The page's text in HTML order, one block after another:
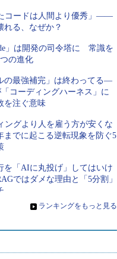
コードは人間より優秀」――
れる、なぜか？
」は開発の司令塔に 常識を
の進化
の最強補完」は終わってる―
コーディングハーネス」に
を注ぐ意味
ングより人を雇う方が安くな
でに起こる逆転現象を防ぐ5
を「AIに丸投げ」してはいけ
ではダメな理由と「5分割」
» ランキングをもっと見る